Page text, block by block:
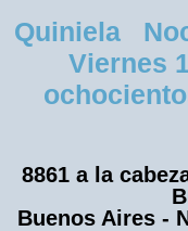
Quiniela
Viernes
8861 a la
Buenos Aires -